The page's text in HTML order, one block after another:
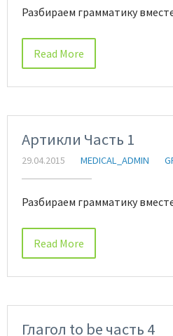
Разбираем грамматику
Read More
Артикли Часть 1
29.04.2015 MEDICAL_ADMIN
Разбираем грамматику
Read More
Глагол to be часть 4